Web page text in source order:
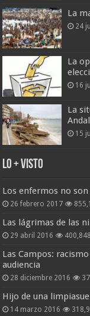
La
24
La
16
La
15
Lo + Visto
Los enfermos no
26 febrero 2017
Las lágrimas de las
29 abril 2016 400,848
Las Campos:
audiencia
28 diciembre 2016
Hijo de una
14 marzo 2016